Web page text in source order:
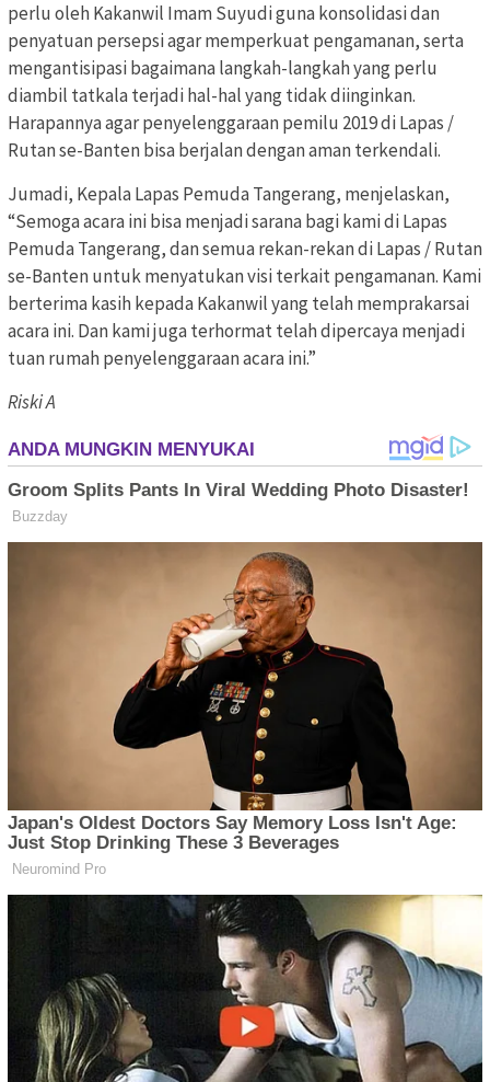
perlu oleh Kakanwil Imam Suyudi guna konsolidasi dan
penyatuan persepsi agar memperkuat pengamanan, serta
mengantisipasi bagaimana langkah-langkah yang perlu
diambil tatkala terjadi hal-hal yang tidak diinginkan.
Harapannya agar penyelenggaraan pemilu 2019 di Lapas /
Rutan se-Banten bisa berjalan dengan aman terkendali.
Jumadi, Kepala Lapas Pemuda Tangerang, menjelaskan,
“Semoga acara ini bisa menjadi sarana bagi kami di Lapas
Pemuda Tangerang, dan semua rekan-rekan di Lapas / Rutan
se-Banten untuk menyatukan visi terkait pengamanan. Kami
berterima kasih kepada Kakanwil yang telah memprakarsai
acara ini. Dan kami juga terhormat telah dipercaya menjadi
tuan rumah penyelenggaraan acara ini.”
Riski A